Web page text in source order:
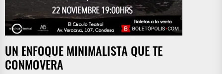
UN ENFOQUE MINIMALISTA QUE TE
CONMOVERA